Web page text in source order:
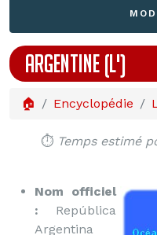
ARGENTINE (L')
🏠 Encyclopédie
⏱️ Temps estimé
Nom officiel
: República
Argentina